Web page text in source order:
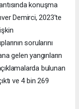
konuşma
Demirci, 2023'te
sorularını
gelen yangınların
bulunan
ve 4 bin 269